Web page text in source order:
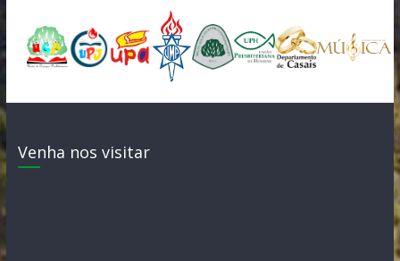
Venha nos visitar